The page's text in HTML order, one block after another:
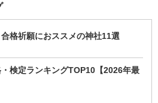
格祈願におススメの神社11選
検定ランキングTOP10【2026年最